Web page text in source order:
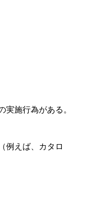
実施行為がある。
例えば、カタロ